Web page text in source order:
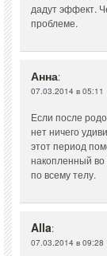
дадут эффект.
проблеме.
Анна:
07.03.2014 в 05:11
Если после
нет ничего
этот период
накопленный
по всему телу.
Alla:
07.03.2014 в 09:28